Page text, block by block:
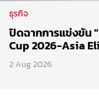
ธุรกิจ
ปิดฉากการแข่งขัน
Cup 2026-Asia
2 Aug 2026